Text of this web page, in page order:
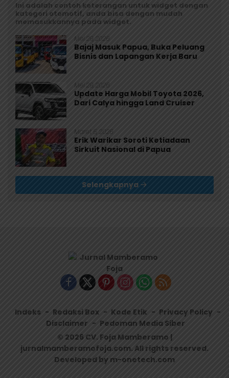
Ini adalah contoh keterangan untuk widget dengan
kategori otomotif, anda bisa dengan mudah
memasukkannya pada widget.
Mei 29, 2026
Bajaj Masuk Papua, Buka Peluang
Bisnis dan Lapangan Kerja Baru
Mei 29, 2026
Update Harga Mobil Toyota 2026,
Dari Calya hingga Land Cruiser
Maret 5, 2026
Erik Warikar Soroti Ketiadaan
Sirkuit Nasional di Papua
Selengkapnya
Indeks Redaksi Box Kode Etik
Privacy Policy
Disclaimer
Pedoman Media Siber
© 2026 CV. Foja Mamberamo |
jurnalmamberamofoja.com. All rights reserved.
Developed by m-onetech.com